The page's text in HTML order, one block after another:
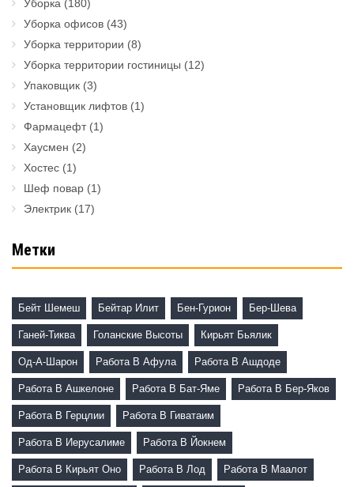
Уборка (180)
Уборка офисов (43)
Уборка территории (8)
Уборка территории гостиницы (12)
Упаковщик (3)
Установщик лифтов (1)
Фармацефт(1)
Хаусмен (2)
Хостес (1)
Шеф повар (1)
Электрик (17)
Метки
Бейт Шемеш Бейтар Илит Бен-Гурион Бер-Шева
Ганей-Тиква Голанские Высоты Кирьят Бьялик
Од-А-Шарон Работа В Афула Работа В Ашдоде
Работа В Ашкелоне Работа В Бат-Яме Работа В Бер-Яков
Работа В Герцлии Работа В Гиватаим
Работа В Иерусалиме Работа В Йокнем
Работа В Кирьят Оно Работа В Лод Работа В Маалот